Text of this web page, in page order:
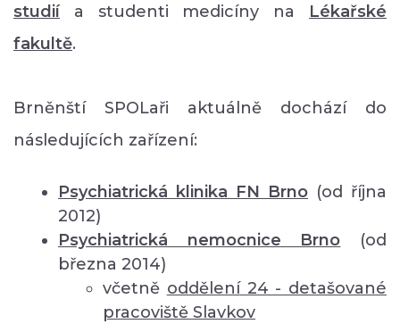
studií
a studenti medicíny na
Lékařské
fakultě.
Brněnští SPOLaři aktuálně dochází do
následujících zařízení:
Psychiatrická klinika FN Brno (od října
2012)
Psychiatrická nemocnice Brno
(od
března 2014)
včetně oddělení24 - detašované
pracoviště Slavkov